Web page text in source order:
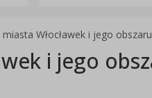
Włocławek i jego
i jego